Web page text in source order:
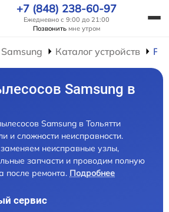
+7 (848) 238-60-97
Ежедневно с 9:00 до 21:00
Позвонить мне утром
Каталог устройств
Samsung в
Samsung в Тольятти
и сложности неисправности.
неисправные узлы,
запчасти и проводим полную
после ремонта. Подробнее
сервис